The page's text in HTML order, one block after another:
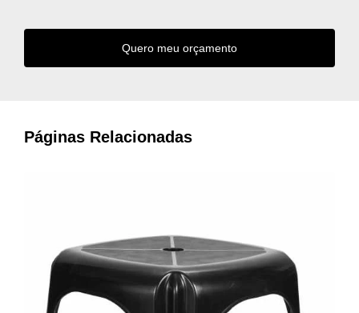
Quero meu orçamento
Páginas Relacionadas